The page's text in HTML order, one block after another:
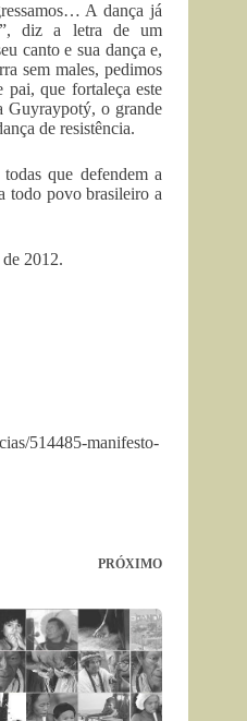
A dança já
diz a letra de um
canto e sua dança e,
sem males, pedimos
pai, que fortaleça este
Guyraypotý, o grande
de resistência.
que defendem a
todo povo brasileiro a
2012.
514485-manifesto-
PRÓXIMO